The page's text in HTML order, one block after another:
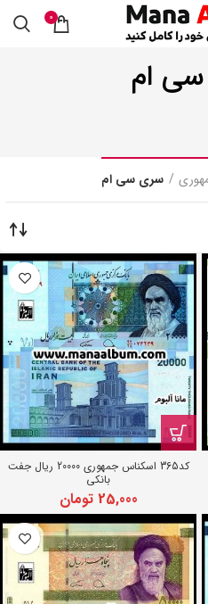
0
ام
سری سی ام
کد365 اسکناس جمهوری 20000 ریال جفت
بانکی
25,000 تومان